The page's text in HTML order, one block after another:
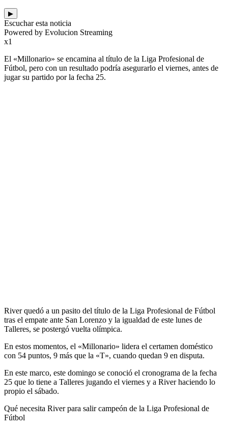
▶
Escuchar esta noticia
Powered by Evolucion Streaming
x1
El «Millonario» se encamina al título de la Liga Profesional de
Fútbol, pero con un resultado podría asegurarlo el viernes, antes de
jugar su partido por la fecha 25.
River quedó a un pasito del título de la Liga Profesional de Fútbol
tras el empate ante San Lorenzo y la igualdad de este lunes de
Talleres, se postergó vuelta olímpica.
En estos momentos, el «Millonario» lidera el certamen doméstico
con 54 puntos, 9 más que la «T», cuando quedan 9 en disputa.
En este marco, este domingo se conoció el cronograma de la fecha
25 que lo tiene a Talleres jugando el viernes y a River haciendo lo
propio el sábado.
Qué necesita River para salir campeón de la Liga Profesional de
Fútbol